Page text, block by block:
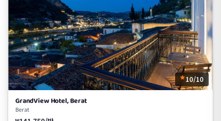
10/10
GrandView Hotel, Berat
Berat